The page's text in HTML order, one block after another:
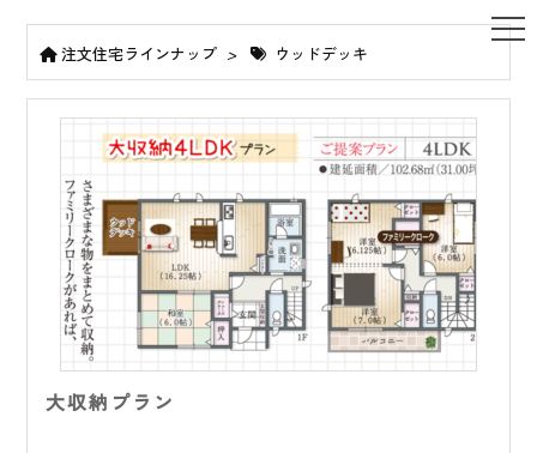
注文住宅ラインナップ > ウッドデッキ
大収納プラン